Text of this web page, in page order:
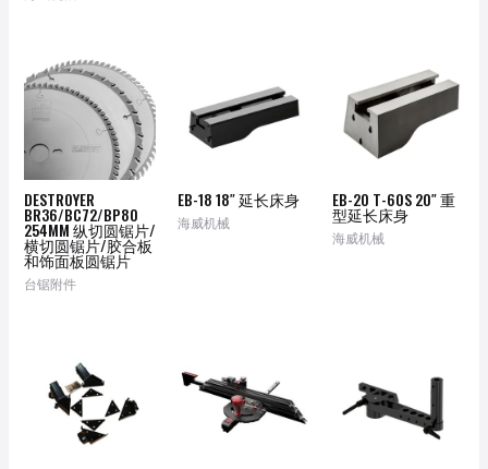
DESTROYER
BR36/BC72/BP80
254MM 纵切圆锯片/
横切圆锯片/胶合板
和饰面板圆锯片
台锯附件
EB-18 18″ 延长床身
海威机械
EB-20 T-60S 20″ 重
型延长床身
海威机械